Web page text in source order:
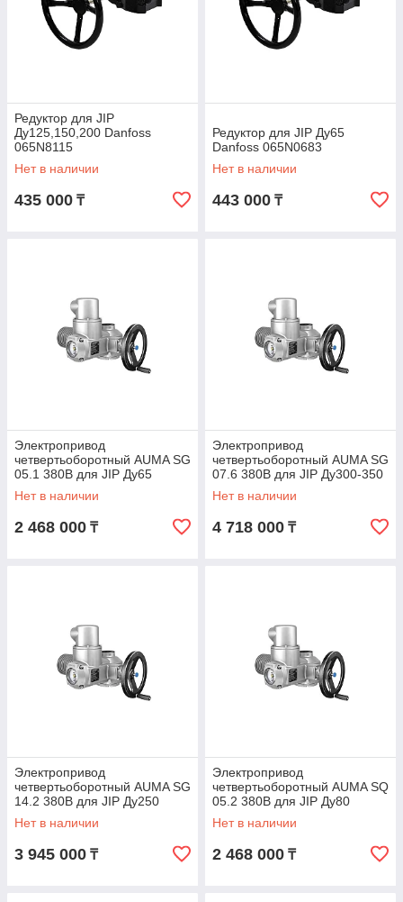
Редуктор для JIP
Ду125,150,200 Danfoss
065N8115
Нет в наличии
435 000 ₸
Редуктор для JIP Ду65
Danfoss 065N0683
Нет в наличии
443 000 ₸
Электропривод
четвертьоборотный AUMA SG
05.1 380В для JIP Ду65
Danfoss 065N8397
Нет в наличии
2 468 000 ₸
Электропривод
четвертьоборотный AUMA SG
07.6 380В для JIP Ду300-350
Danfoss 065N8225
Нет в наличии
4 718 000 ₸
Электропривод
четвертьоборотный AUMA SG
14.2 380В для JIP Ду250
Danfoss 065N8220
Нет в наличии
3 945 000 ₸
Электропривод
четвертьоборотный AUMA SQ
05.2 380В для JIP Ду80
Danfoss 065N8199
Нет в наличии
2 468 000 ₸